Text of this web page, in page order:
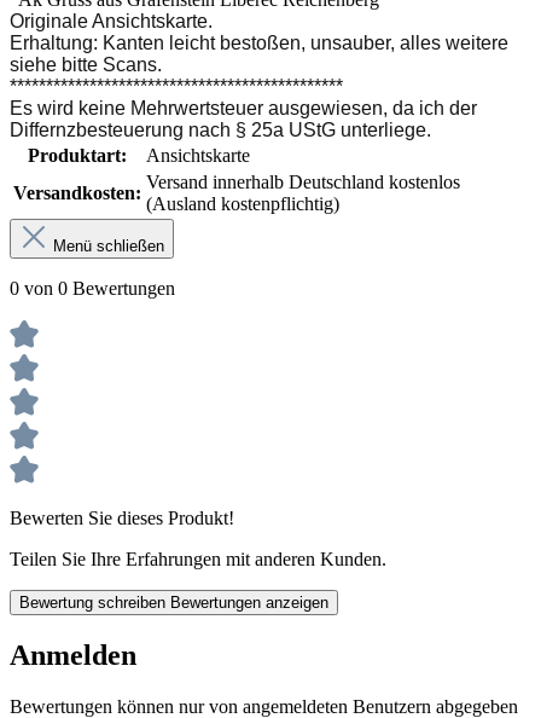
Originale Ansichtskarte.
Erhaltung: Kanten leicht bestoßen, unsauber, alles weitere
siehe bitte Scans.
**********************************************
Es wird keine Mehrwertsteuer ausgewiesen, da ich der
Differnzbesteuerung nach § 25a UStG unterliege.
Produktart:
Ansichtskarte
Versandkosten:
Versand innerhalb Deutschland kostenlos
(Ausland kostenpflichtig)
Menü schließen
0 von 0 Bewertungen
Bewerten Sie dieses Produkt!
Teilen Sie Ihre Erfahrungen mit anderen Kunden.
Bewertung schreiben Bewertungen anzeigen
Anmelden
Bewertungen können nur von angemeldeten Benutzern abgegeben